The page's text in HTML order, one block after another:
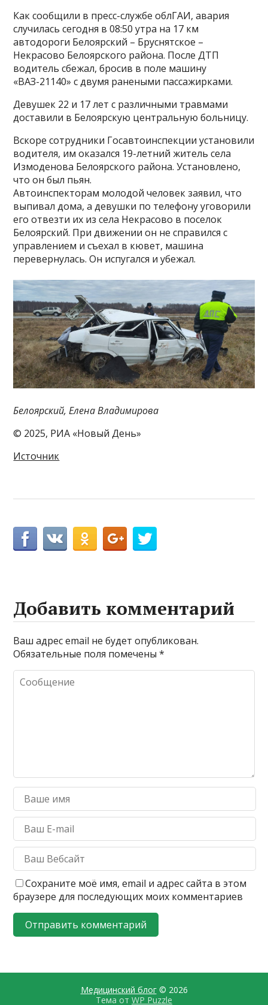
Как сообщили в пресс-службе облГАИ, авария
случилась сегодня в 08:50 утра на 17 км
автодороги Белоярский – Бруснятское –
Некрасово Белоярского района. После ДТП
водитель сбежал, бросив в поле машину
«ВАЗ-21140» с двумя ранеными пассажирками.
Девушек 22 и 17 лет с различными травмами
доставили в Белоярскую центральную больницу.
Вскоре сотрудники Госавтоинспекции установили
водителя, им оказался 19-летний житель села
Измоденова Белоярского района. Установлено,
что он был пьян.
Автоинспекторам молодой человек заявил, что
выпивал дома, а девушки по телефону уговорили
его отвезти их из села Некрасово в поселок
Белоярский. При движении он не справился с
управлением и съехал в кювет, машина
перевернулась. Он испугался и убежал.
Белоярский, Елена Владимирова
© 2025, РИА «Новый День»
Источник
Добавить комментарий
Ваш адрес email не будет опубликован.
Обязательные поля помечены*
Сохраните моё имя, email и адрес сайта в этом
браузере для последующих моих комментариев
Медицинский блог© 2026
Тема от WP Puzzle